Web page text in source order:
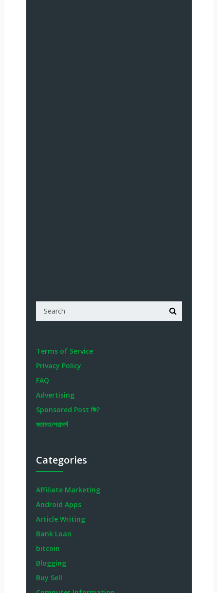
Terms of Service
Privacy Policy
FAQ
Advertising
Sponsored Post কি?
মতামত/পরামর্শ
Categories
Affiliate Marketing
Android Apps
Article Writing
Bank Loan
bitcoin
Blogging
Buy Sell